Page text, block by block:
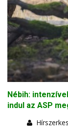
Nébih:
indul az ASP